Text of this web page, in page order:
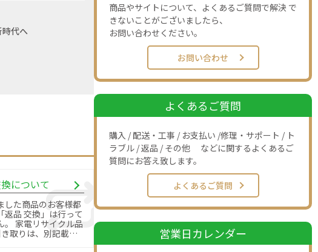
時代へ
について
した商品のお客様都
返品 交換」は行って
ル品
取りは、別記載の
商品やサイトについて、よくあるご質問で解決 で
きないことがございましたら、
お問い合わせください。
お問い合わせ
よくあるご質問
購入 / 配送・工事 / お支払い /修理・サポート / ト
ラブル / 返品 / その他 などに関するよくあるご
質問にお答え致します。
よくあるご質問
営業日カレンダー